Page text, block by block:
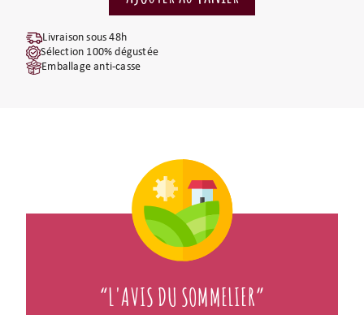
Livraison sous 48h
Sélection 100% dégustée
Emballage anti-casse
“L'AVIS DU SOMMELIER”